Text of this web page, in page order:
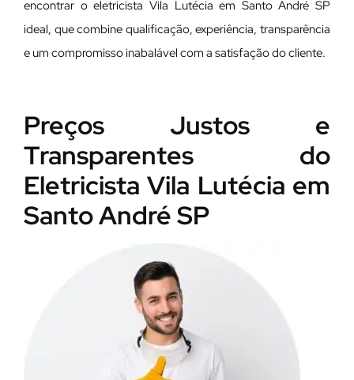
encontrar o eletricista Vila Lutécia em Santo André SP
ideal, que combine qualificação, experiência, transparência
e um compromisso inabalável com a satisfação do cliente.
Preços Justos e
Transparentes do
Eletricista Vila Lutécia em
Santo André SP